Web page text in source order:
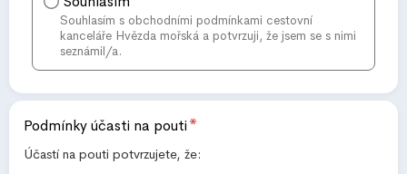
Souhlasím s obchodními podmínkami cestovní
kanceláře Hvězda mořská a potvrzuji, že jsem se s nimi
seznámil/a.
Podmínky účasti na pouti*
Účastí na pouti potvrzujete, že: